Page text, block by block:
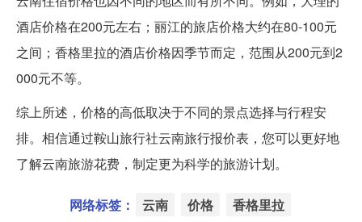
酒店价格在200元左右；丽江的旅店价格大约在80-100元
之间；香格里拉的酒店价格因季节而定，范围从200元到2
000元不等。
综上所述，价格的高低取决于不同的景点选择与行程安
排。相信通过鞍山旅行社云南旅行报价表，您可以更好地
了解云南旅游花费，制定更为科学的旅游计划。
网络标签： 云南 价格 香格里拉